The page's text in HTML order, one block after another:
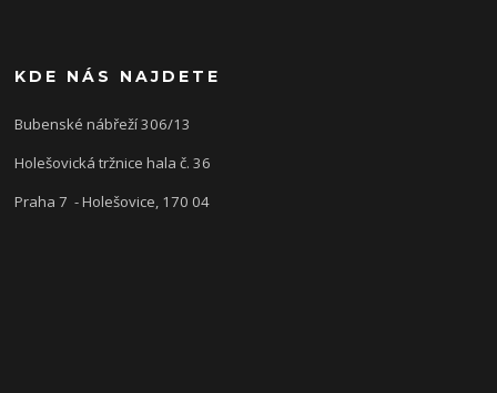
KDE NÁS NAJDETE
Bubenské nábřeží 306/13
Holešovická tržnice hala č. 36
Praha 7 - Holešovice, 170 04